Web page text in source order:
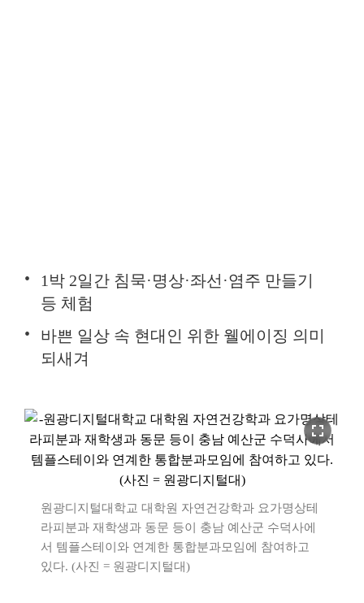
1박 2일간 침묵·명상·좌선·염주 만들기
등 체험
바쁜 일상 속 현대인 위한 웰에이징 의미
되새겨
fullscreen
원광디지털대학교 대학원 자연건강학과 요가명상테
라피분과 재학생과 동문 등이 충남 예산군 수덕사에
서 템플스테이와 연계한 통합분과모임에 참여하고
있다. (사진 = 원광디지털대)